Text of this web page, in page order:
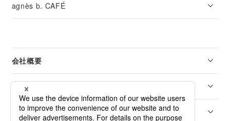
agnès b. CAFÉ
会社概要
リーガル
カスタマーサービス